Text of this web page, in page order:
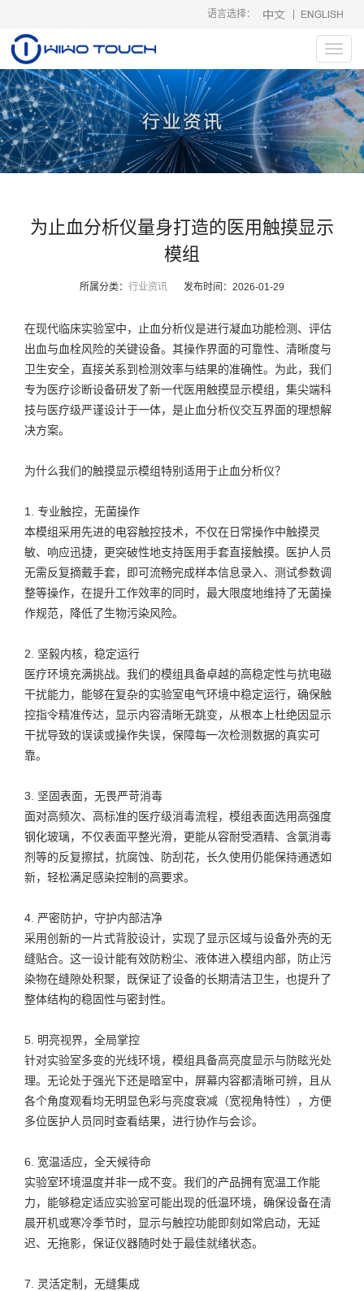
语言选择：
为止血分析仪量身打造的医用触摸显示
模组
所属分类： 行业资讯 发布时间： 2026-01-29
在现代临床实验室中，止血分析仪是进行凝血功能检测、评估
出血与血栓风险的关键设备。其操作界面的可靠性、清晰度与
卫生安全，直接关系到检测效率与结果的准确性。为此，我们
专为医疗诊断设备研发了新一代医用触摸显示模组，集尖端科
技与医疗级严谨设计于一体，是止血分析仪交互界面的理想解
决方案。
为什么我们的触摸显示模组特别适用于止血分析仪？
1. 专业触控，无菌操作
本模组采用先进的电容触控技术，不仅在日常操作中触摸灵
敏、响应迅捷，更突破性地支持医用手套直接触摸。医护人员
无需反复摘戴手套，即可流畅完成样本信息录入、测试参数调
整等操作，在提升工作效率的同时，最大限度地维持了无菌操
作规范，降低了生物污染风险。
2. 坚毅内核，稳定运行
医疗环境充满挑战。我们的模组具备卓越的高稳定性与抗电磁
干扰能力，能够在复杂的实验室电气环境中稳定运行，确保触
控指令精准传达，显示内容清晰无跳变，从根本上杜绝因显示
干扰导致的误读或操作失误，保障每一次检测数据的真实可
靠。
3. 坚固表面，无畏严苛消毒
面对高频次、高标准的医疗级消毒流程，模组表面选用高强度
钢化玻璃，不仅表面平整光滑，更能从容耐受酒精、含氯消毒
剂等的反复擦拭，抗腐蚀、防刮花，长久使用仍能保持通透如
新，轻松满足感染控制的高要求。
4. 严密防护，守护内部洁净
采用创新的一片式背胶设计，实现了显示区域与设备外壳的无
缝贴合。这一设计能有效防粉尘、液体进入模组内部，防止污
染物在缝隙处积聚，既保证了设备的长期清洁卫生，也提升了
整体结构的稳固性与密封性。
5. 明亮视界，全局掌控
针对实验室多变的光线环境，模组具备高亮度显示与防眩光处
理。无论处于强光下还是暗室中，屏幕内容都清晰可辨，且从
各个角度观看均无明显色彩与亮度衰减（宽视角特性），方便
多位医护人员同时查看结果，进行协作与会诊。
6. 宽温适应，全天候待命
实验室环境温度并非一成不变。我们的产品拥有宽温工作能
力，能够稳定适应实验室可能出现的低温环境，确保设备在清
晨开机或寒冷季节时，显示与触控功能即刻如常启动，无延
迟、无拖影，保证仪器随时处于最佳就绪状态。
7. 灵活定制，无缝集成